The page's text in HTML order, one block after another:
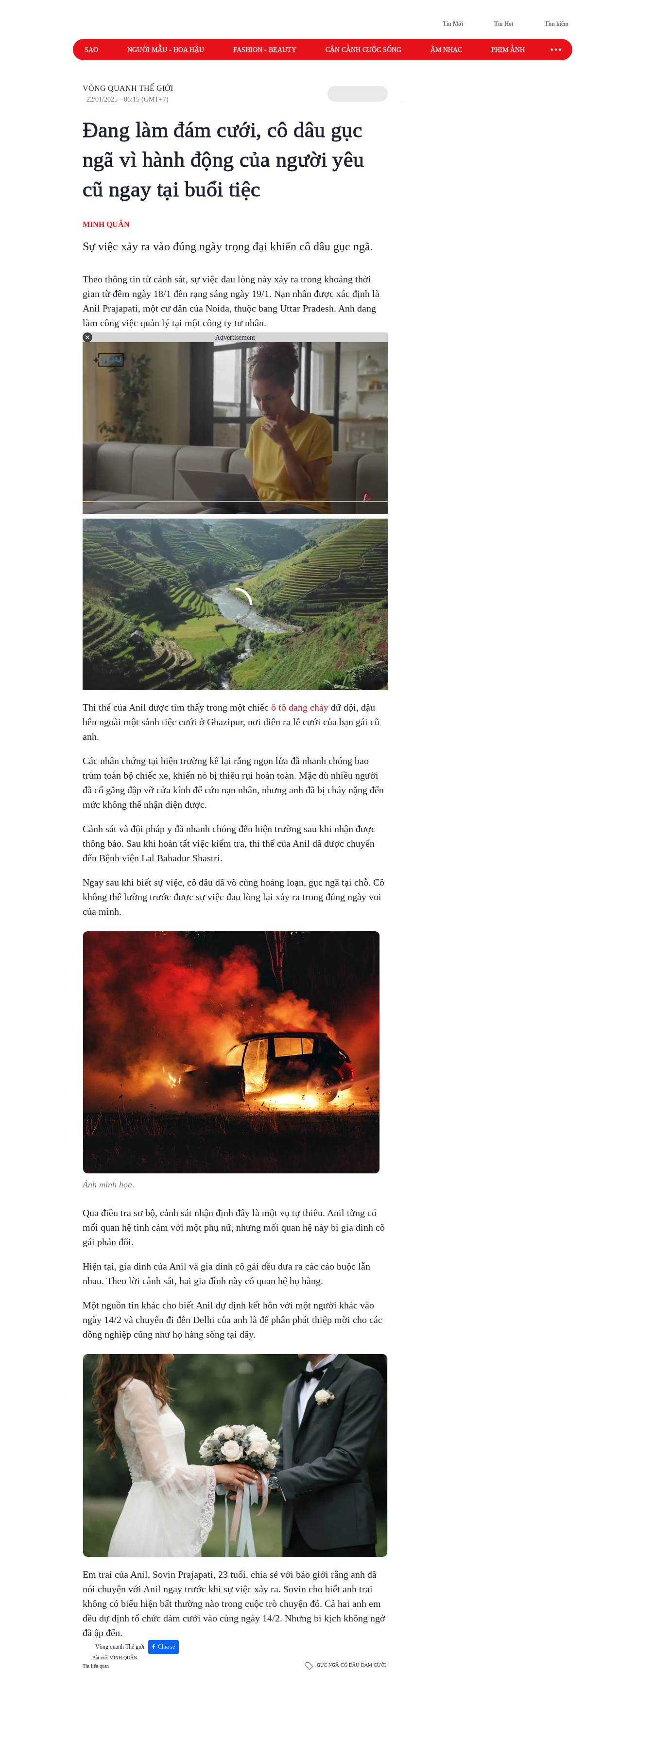
Tin Mới Tin Hot Tìm kiếm
SAO NGƯỜI MẪU - HOA HẬU FASHION - BEAUTY CẬN CẢNH CUỘC SỐNG ÂM NHẠC PHIM ẢNH SAO SPORT
VÒNG QUANH THẾ GIỚI
22/01/2025 - 06:15 (GMT+7)
Đang làm đám cưới, cô dâu gục
ngã vì hành động của người yêu
cũ ngay tại buổi tiệc
MINH QUÂN
Sự việc xảy ra vào đúng ngày trọng đại khiến cô dâu gục ngã.
Theo thông tin từ cảnh sát, sự việc đau lòng này xảy ra trong khoảng thời
gian từ đêm ngày 18/1 đến rạng sáng ngày 19/1. Nạn nhân được xác định là
Anil Prajapati, một cư dân của Noida, thuộc bang Uttar Pradesh. Anh đang
làm công việc quản lý tại một công ty tư nhân.
Advertisement
00:56 VIETNAM MOUNTAINS HLS
Thi thể của Anil được tìm thấy trong một chiếc ô tô đang cháydữ dội, đậu
bên ngoài một sảnh tiệc cưới ở Ghazipur, nơi diễn ra lễ cưới của bạn gái cũ
anh.
Các nhân chứng tại hiện trường kể lại rằng ngọn lửa đã nhanh chóng bao
trùm toàn bộ chiếc xe, khiến nó bị thiêu rụi hoàn toàn. Mặc dù nhiều người
đã cố gắng đập vỡ cửa kính để cứu nạn nhân, nhưng anh đã bị cháy nặng đến
mức không thể nhận diện được.
Cảnh sát và đội pháp y đã nhanh chóng đến hiện trường sau khi nhận được
thông báo. Sau khi hoàn tất việc kiểm tra, thi thể của Anil đã được chuyển
đến Bệnh viện Lal Bahadur Shastri.
Ngay sau khi biết sự việc, cô dâu đã vô cùng hoảng loạn, gục ngã tại chỗ. Cô
không thể lường trước được sự việc đau lòng lại xảy ra trong đúng ngày vui
của mình.
Ảnh minh họa.
Qua điều tra sơ bộ, cảnh sát nhận định đây là một vụ tự thiêu. Anil từng có
mối quan hệ tình cảm với một phụ nữ, nhưng mối quan hệ này bị gia đình cô
gái phản đối.
Hiện tại, gia đình của Anil và gia đình cô gái đều đưa ra các cáo buộc lẫn
nhau. Theo lời cảnh sát, hai gia đình này có quan hệ họ hàng.
Một nguồn tin khác cho biết Anil dự định kết hôn với một người khác vào
ngày 14/2 và chuyến đi đến Delhi của anh là để phân phát thiệp mời cho các
đồng nghiệp cũng như họ hàng sống tại đây.
Em trai của Anil, Sovin Prajapati, 23 tuổi, chia sẻ với báo giới rằng anh đã
nói chuyện với Anil ngay trước khi sự việc xảy ra. Sovin cho biết anh trai
không có biểu hiện bất thường nào trong cuộc trò chuyện đó. Cả hai anh em
đều dự định tổ chức đám cưới vào cùng ngày 14/2. Nhưng bi kịch không ngờ
đã ập đến.
Vòng quanh Thế giới Chia sẻ
Bài viết MINH QUÂN
Tin liên quan
GỤC NGÃ CÔ DÂU ĐÁM CƯỚI